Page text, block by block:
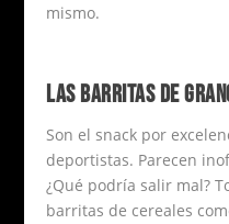
mismo.
LAS BARRITAS DE
Son el snack por
deportistas. Parecen
¿Qué podría salir mal?
barritas de cereales